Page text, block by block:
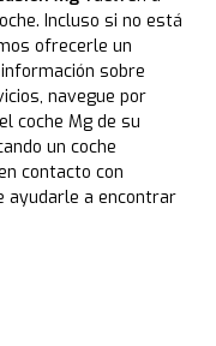
Incluso si no está
ofrecerle un
sobre
navegue por
coche Mg de su
un coche
contacto con
ayudarle a encontrar